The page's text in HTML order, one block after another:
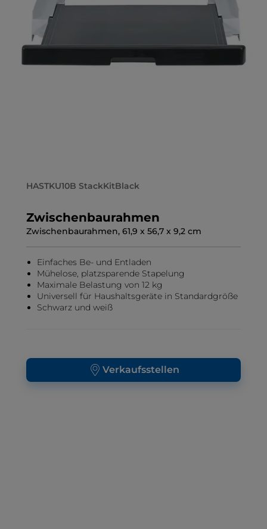
HASTKU10B StackKitBlack
Zwischenbaurahmen
Zwischenbaurahmen, 61,9 x 56,7 x 9,2 cm
Einfaches Be- und Entladen
Mühelose, platzsparende Stapelung
Maximale Belastung von 12 kg
Universell für Haushaltsgeräte in Standardgröße
Schwarz und weiß
Verkaufsstellen